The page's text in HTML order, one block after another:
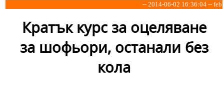
-- 2014-06-02 16:36:04 -- feb
Кратък курс за оцеляване
за шофьори, останали без
кола